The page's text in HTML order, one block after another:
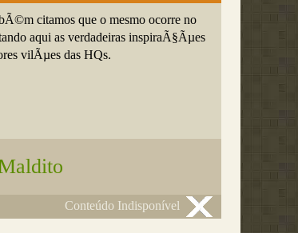
citamos que o mesmo ocorre no
aqui as verdadeiras inspiraÃ§Ãµes
vilÃµes das HQs.
Conteúdo Indisponível